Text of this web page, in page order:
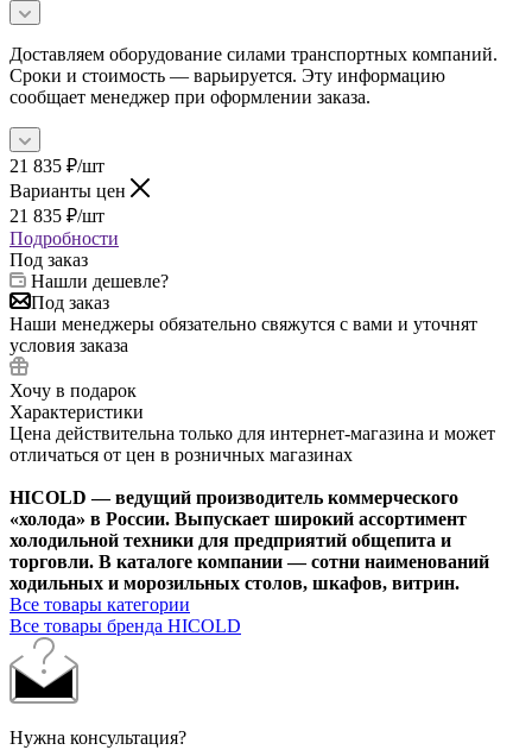
Доставляем оборудование силами транспортных компаний.
Сроки и стоимость — варьируется. Эту информацию
сообщает менеджер при оформлении заказа.
21 835 ₽/шт
Варианты цен
21 835 ₽/шт
Подробности
Под заказ
Нашли дешевле?
Под заказ
Наши менеджеры обязательно свяжутся с вами и уточнят
условия заказа
Хочу в подарок
Характеристики
Цена действительна только для интернет-магазина и может
отличаться от цен в розничных магазинах
HICOLD — ведущий производитель коммерческого
«холода» в России. Выпускает широкий ассортимент
холодильной техники для предприятий общепита и
торговли. В каталоге компании — сотни наименований
ходильных и морозильных столов, шкафов, витрин.
Все товары категории
Все товары бренда HICOLD
Нужна консультация?